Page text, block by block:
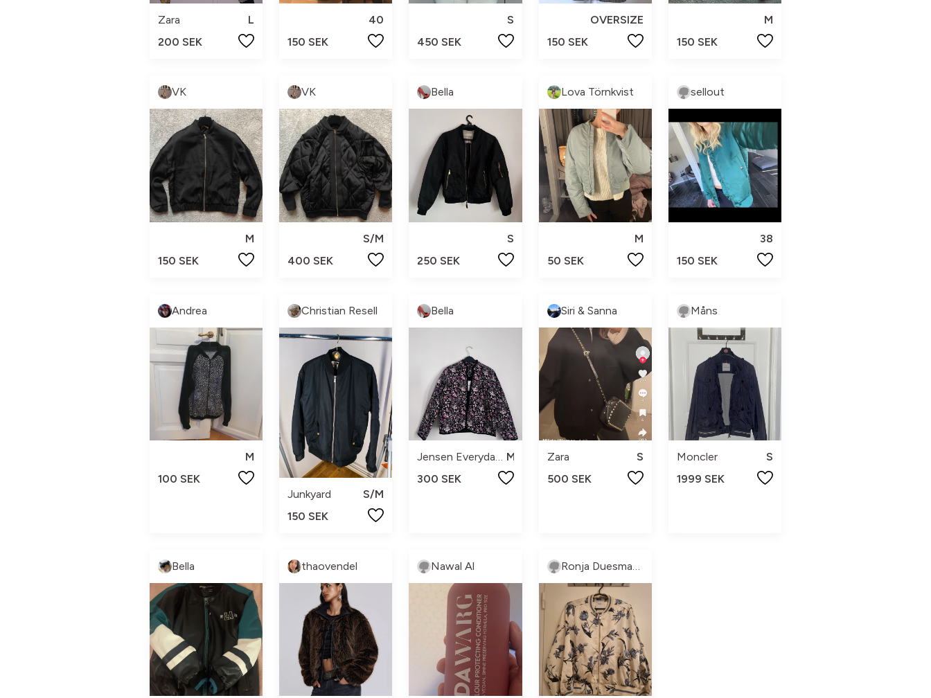
Zara
L
200 SEK
40
150 SEK
S
450 SEK
OVERSIZE
150 SEK
M
150 SEK
VK
M
150 SEK
VK
S/M
400 SEK
Bella
S
250 SEK
Lova Törnkvist
M
50 SEK
sellout
38
150 SEK
Andrea
M
100 SEK
Christian Resell
Junkyard
S/M
150 SEK
Bella
300 SEK
Siri & Sanna
Zara
S
500 SEK
Måns
Moncler
S
1999 SEK
Bella thaovendel Nawal Al Ronja Duesmann